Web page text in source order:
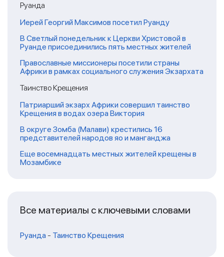
Руанда
Иерей Георгий Максимов посетил Руанду
В Светлый понедельник к Церкви Христовой в
Руанде присоединились пять местных жителей
Православные миссионеры посетили страны
Африки в рамках социального служения Экзархата
Таинство Крещения
Патриарший экзарх Африки совершил таинство
Крещения в водах озера Виктория
В округе Зомба (Малави) крестились 16
представителей народов яо и манганджа
Еще восемнадцать местных жителей крещены в
Мозамбике
Все материалы с ключевыми словами
Руанда - Таинство Крещения